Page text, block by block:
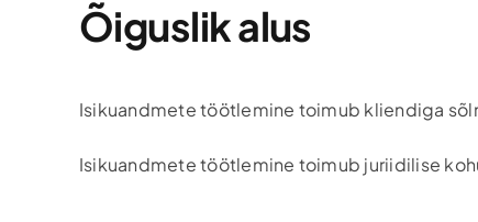
Õiguslik alus
Isikuandmete töötlemine toimub kliendiga
Isikuandmete töötlemine toimub juriidilise